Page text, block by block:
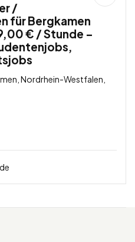
/
für Bergkamen
€ / Stunde –
Nordrhein-Westfalen,